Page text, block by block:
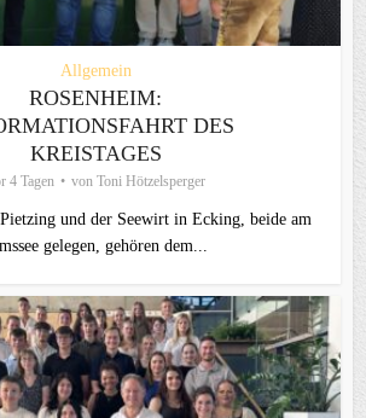
Allgemein
ROSENHEIM:
DES
KREISTAGES
4 Tagen von Toni Hötzelsperger
und der Seewirt in Ecking, beide am
gelegen, gehören dem...